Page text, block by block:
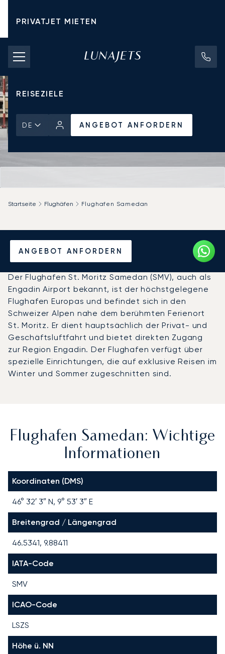
PRIVATJET MIETEN
CHARTERPREISE
PRIVATJETS
REISEZIELE
DE ANGEBOT ANFORDERN
ANGEBOT ANFORDERN
Startseite Flughäfen Flughafen Samedan
Privatjet chartern zum
Flughafen Samedan
Der Flughafen St. Moritz Samedan (SMV), auch als
Engadin Airport bekannt, ist der höchstgelegene
Flughafen Europas und befindet sich in den
Schweizer Alpen nahe dem berühmten Ferienort
St. Moritz. Er dient hauptsächlich der Privat- und
Geschäftsluftfahrt und bietet direkten Zugang
zur Region Engadin. Der Flughafen verfügt über
spezielle Einrichtungen, die auf exklusive Reisen im
Winter und Sommer zugeschnitten sind.
Flughafen Samedan: Wichtige
Informationen
Koordinaten (DMS)
46° 32′ 3″ N, 9° 53′ 3″ E
Breitengrad / Längengrad
46.5341, 9.88411
IATA-Code
SMV
ICAO-Code
LSZS
Höhe ü. NN